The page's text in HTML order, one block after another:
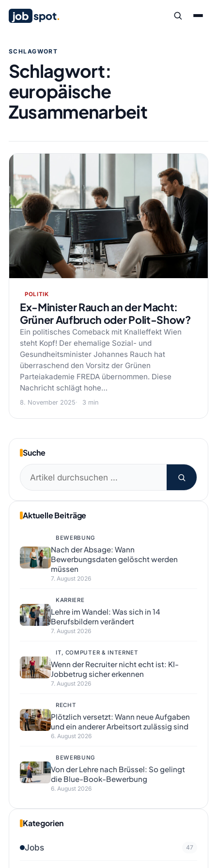
job spot.
SCHLAGWORT
Schlagwort:
europäische
Zusammenarbeit
POLITIK
Ex-Minister Rauch an der Macht:
Grüner Aufbruch oder Polit-Show?
Ein politisches Comeback mit Knalleffekt Wien
steht Kopf! Der ehemalige Sozial- und
Gesundheitsminister Johannes Rauch hat
überraschend den Vorsitz der Grünen
Parteiakademie FREDA übernommen. Diese
Nachricht schlägt hohe…
8. November 2025 3 min
Suche
Suchen
nach:
Aktuelle Beiträge
BEWERBUNG
Nach der Absage: Wann
Bewerbungsdaten gelöscht werden
müssen
7. August 2026
KARRIERE
Lehre im Wandel: Was sich in 14
Berufsbildern verändert
7. August 2026
IT, COMPUTER & INTERNET
Wenn der Recruiter nicht echt ist: KI-
Jobbetrug sicher erkennen
7. August 2026
RECHT
Plötzlich versetzt: Wann neue Aufgaben
und ein anderer Arbeitsort zulässig sind
6. August 2026
BEWERBUNG
Von der Lehre nach Brüssel: So gelingt
die Blue-Book-Bewerbung
6. August 2026
Kategorien
Jobs 47